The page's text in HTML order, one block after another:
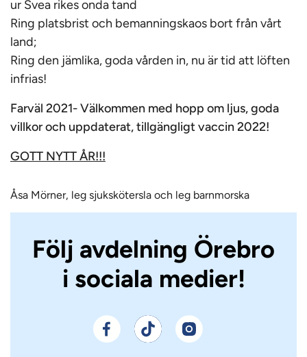
ur Svea rikes onda tand
Ring platsbrist och bemanningskaos bort från vårt
land;
Ring den jämlika, goda vården in, nu är tid att löften
infrias!
Farväl 2021- Välkommen med hopp om ljus, goda
villkor och uppdaterat, tillgängligt vaccin 2022!
GOTT NYTT ÅR!!!
Åsa Mörner, leg sjukskötersla och leg barnmorska
Följ avdelning Örebro
i sociala medier!